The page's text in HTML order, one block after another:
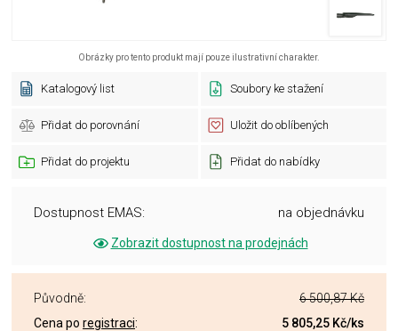
Obrázky pro tento produkt mají pouze ilustrativní charakter.
Katalogový list Soubory ke stažení
Přidat do porovnání Uložit do oblíbených
Přidat do projektu Přidat do nabídky
Dostupnost EMAS: na objednávku
Zobrazit dostupnost na prodejnách
Původně:
6 500,87 Kč
Cena po registraci: 5 805,25 Kč/ks